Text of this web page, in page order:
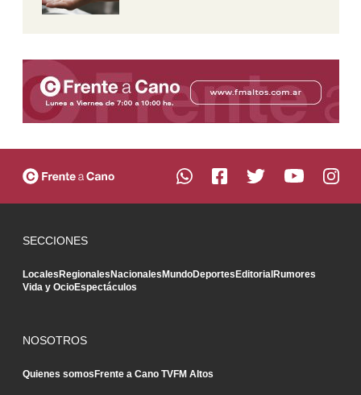
SECCIONES
LocalesRegionalesNacionalesMundoDeportesEditorialRumores
Vida y OcioEspectáculos
NOSOTROS
Quienes somosFrente a Cano TVFM Altos